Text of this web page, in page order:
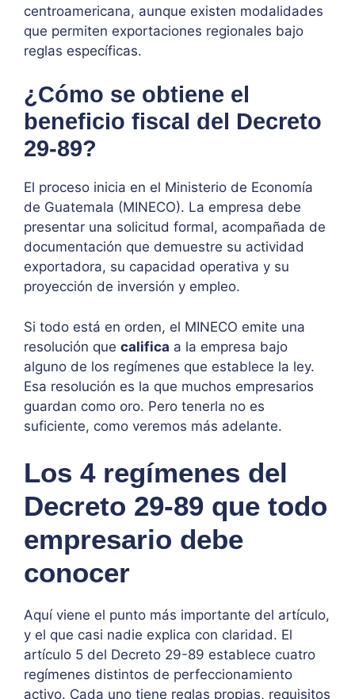
centroamericana, aunque existen modalidades
que permiten exportaciones regionales bajo
reglas específicas.
¿Cómo se obtiene el
beneficio fiscal del Decreto
29-89?
El proceso inicia en el Ministerio de Economía
de Guatemala (MINECO). La empresa debe
presentar una solicitud formal, acompañada de
documentación que demuestre su actividad
exportadora, su capacidad operativa y su
proyección de inversión y empleo.
Si todo está en orden, el MINECO emite una
resolución que califica a la empresa bajo
alguno de los regímenes que establece la ley.
Esa resolución es la que muchos empresarios
guardan como oro. Pero tenerla no es
suficiente, como veremos más adelante.
Los 4 regímenes del
Decreto 29-89 que todo
empresario debe
conocer
Aquí viene el punto más importante del artículo,
y el que casi nadie explica con claridad. El
artículo 5 del Decreto 29-89 establece cuatro
regímenes distintos de perfeccionamiento
activo. Cada uno tiene reglas propias, requisitos